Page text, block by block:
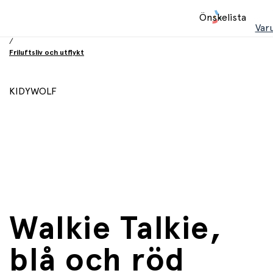
Önskelista
/
Friluftsliv och utflykt
KIDYWOLF
Walkie Talkie,
blå och röd